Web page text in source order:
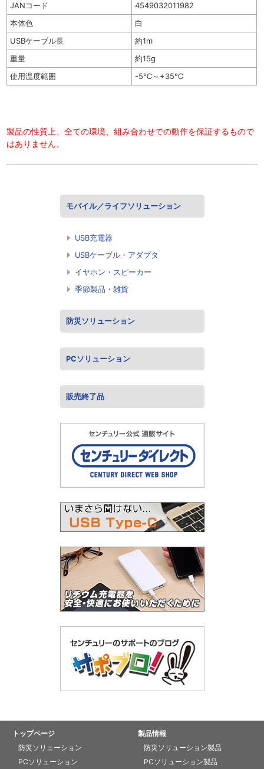
JANコード
4549032011982
本体色
白
USBケーブル長
約1m
重量
約15g
使用温度範囲
-5℃～+35℃
製品の性質上、全ての環境、組み合わせでの動作を保証するもので
はありません。
モバイル／ライフソリューション
USB充電器
USBケーブル・アダプタ
イヤホン・スピーカー
季節製品・雑貨
防災ソリューション
PCソリューション
販売終了品
トップページ
防災ソリューション
PCソリューション
製品情報
防災ソリューション製品
PCソリューション製品